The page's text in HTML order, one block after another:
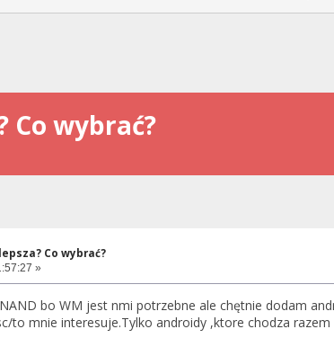
Co wybrać?
Co wybrać?
»
bo WM jest nmi potrzebne ale chętnie dodam
to mnie interesuje.Tylko androidy ,ktore chodza razem